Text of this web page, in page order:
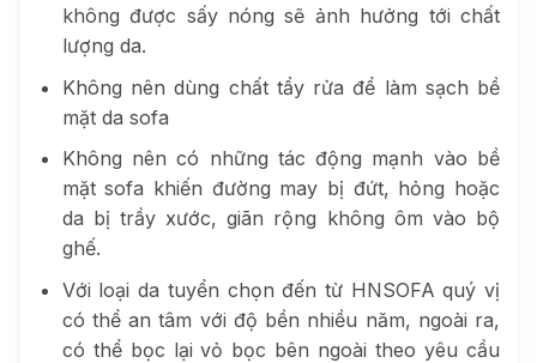
không được sấy nóng sẽ ảnh hưởng tới chất
lượng da.
Không nên dùng chất tẩy rửa để làm sạch bề
mặt da sofa
Không nên có những tác động mạnh vào bề
mặt sofa khiến đường may bị đứt, hỏng hoặc
da bị trầy xước, giãn rộng không ôm vào bộ
ghế.
Với loại da tuyển chọn đến từ HNSOFA quý vị
có thể an tâm với độ bền nhiều năm, ngoài ra,
có thể bọc lại vỏ bọc bên ngoài theo yêu cầu